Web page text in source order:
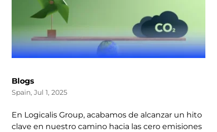
Blogs
Spain, Jul 1, 2025
En Logicalis Group, acabamos de alcanzar un hito
clave en nuestro camino hacia las cero emisiones